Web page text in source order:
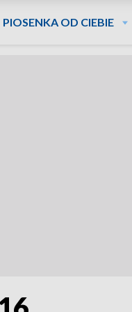
PIOSENKA OD CIEBIE